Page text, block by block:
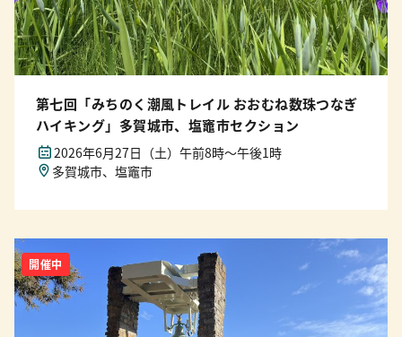
第七回「みちのく潮風トレイル おおむね数珠つなぎ
ハイキング」多賀城市、塩竈市セクション
2026年6月27日（土）午前8時〜午後1時
多賀城市、塩竈市
開催中